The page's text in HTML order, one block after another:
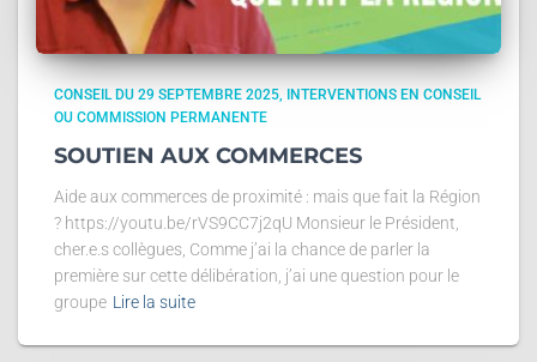
CONSEIL DU 29 SEPTEMBRE 2025
INTERVENTIONS EN CONSEIL
OU COMMISSION PERMANENTE
SOUTIEN AUX COMMERCES
Aide aux commerces de proximité : mais que fait la Région
? https://youtu.be/rVS9CC7j2qU Monsieur le Président,
cher.e.s collègues, Comme j’ai la chance de parler la
première sur cette délibération, j’ai une question pour le
groupe Lire la suite